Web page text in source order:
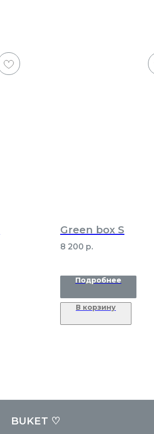
Green box S
8 200 р.
Подробнее
В корзину
BUKET ♡